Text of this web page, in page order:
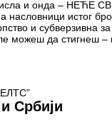
и онда – НЕЋЕ
истог
и субверзивна
можеш да стигнеш –
Србији